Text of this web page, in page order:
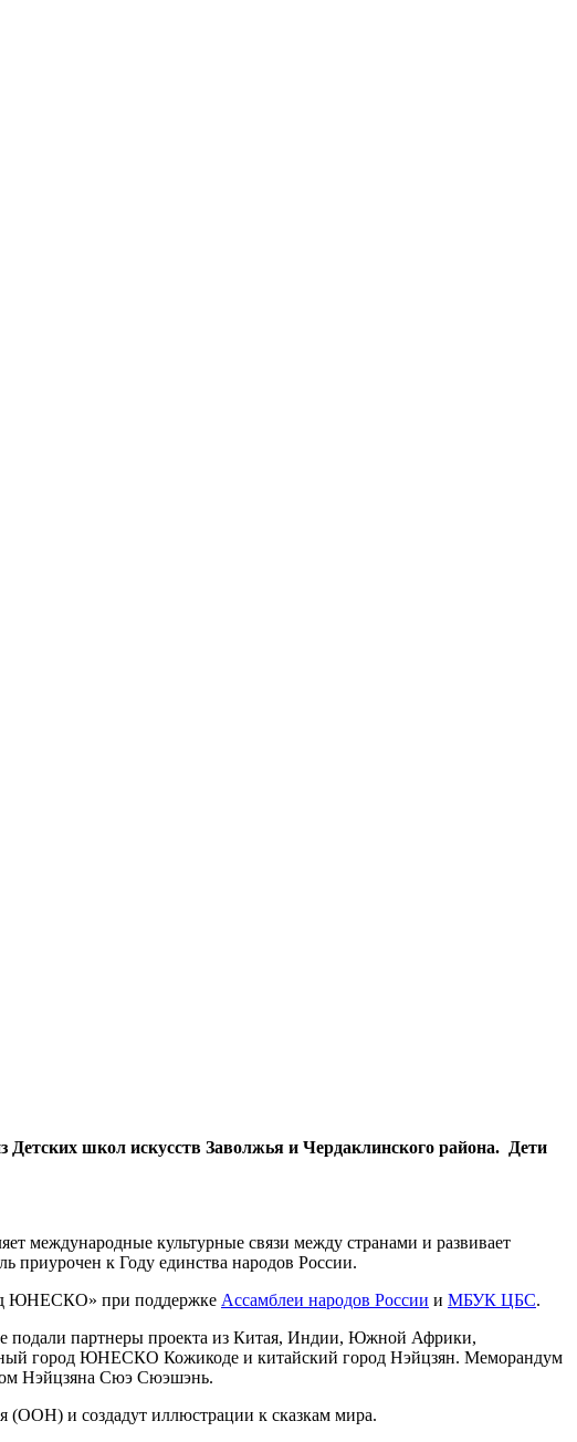
школ искусств Заволжья и Чердаклинского района. Дети
международные культурные связи между странами и развивает
приурочен к Году единства народов России.
ЮНЕСКО» при поддержке Ассамблеи народов России и МБУК ЦБС.
подали партнеры проекта из Китая, Индии, Южной Африки,
город ЮНЕСКО Кожикоде и китайский город Нэйцзян. Меморандум
Нэйцзяна Сюэ Сюэшэнь.
(ООН) и создадут иллюстрации к сказкам мира.